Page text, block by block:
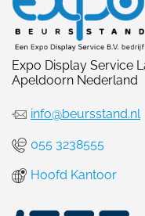
Expo Display Service
Apeldoorn Nederland
info@beursstand.nl
055 3238555
Hoofd Kantoor